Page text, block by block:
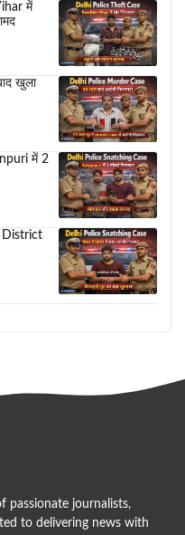
में
खुला
में 2
District
passionate journalists,
to delivering news with